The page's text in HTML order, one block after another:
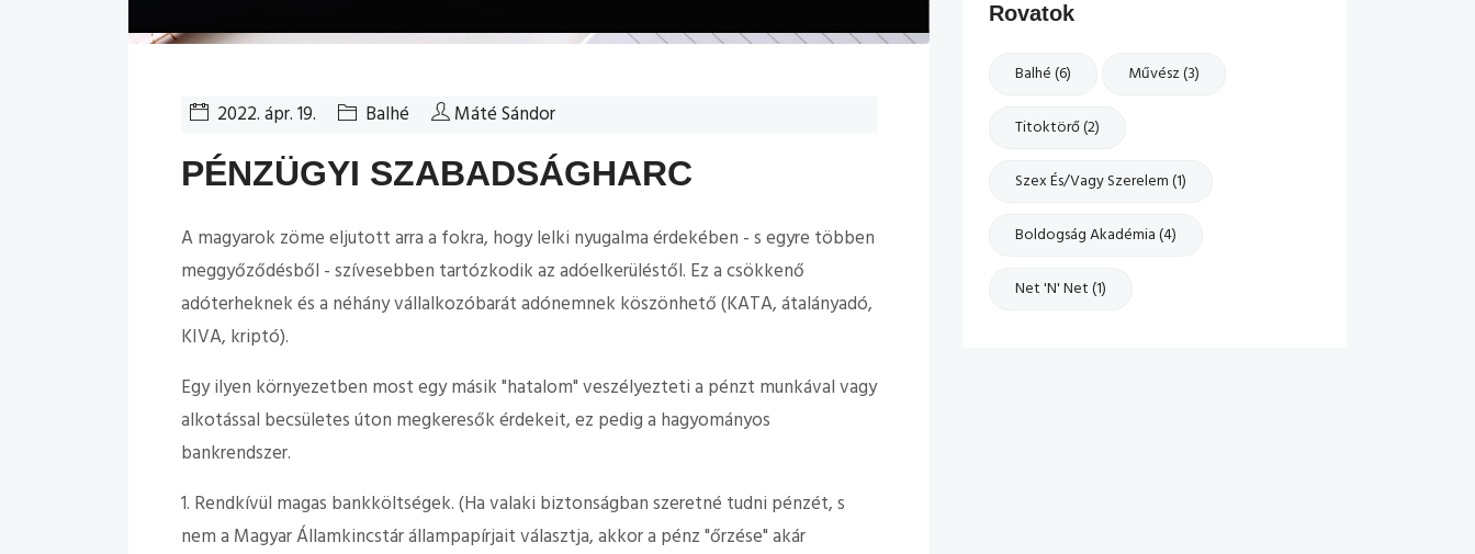
2022. ápr. 19. Balhé Máté Sándor
PÉNZÜGYI SZABADSÁGHARC
A magyarok zöme eljutott arra a fokra, hogy lelki nyugalma érdekében - s egyre többen
meggyőződésből - szívesebben tartózkodik az adóelkerüléstől. Ez a csökkenő
adóterheknek és a néhány vállalkozóbarát adónemnek köszönhető (KATA, átalányadó,
KIVA, kriptó).
Egy ilyen környezetben most egy másik "hatalom" veszélyezteti a pénzt munkával vagy
alkotással becsületes úton megkeresők érdekeit, ez pedig a hagyományos
bankrendszer.
1. Rendkívül magas bankköltségek. (Ha valaki biztonságban szeretné tudni pénzét, s
nem a Magyar Államkincstár állampapírjait választja, akkor a pénz "őrzése" akár
Rovatok
Balhé (6) Művész (3)
Titoktörő (2)
Szex És/vagy Szerelem (1)
Boldogság Akadémia (4)
Net 'n' Net (1)